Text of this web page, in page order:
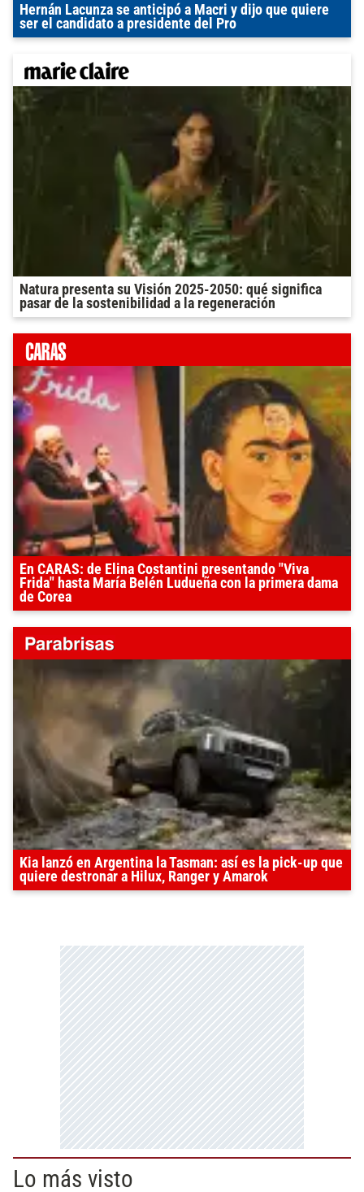
Hernán Lacunza se anticipó a Macri y dijo que quiere
ser el candidato a presidente del Pro
Natura presenta su Visión 2025-2050: qué significa
pasar de la sostenibilidad a la regeneración
En CARAS: de Elina Costantini presentando "Viva
Frida" hasta María Belén Ludueña con la primera dama
de Corea
Kia lanzó en Argentina la Tasman: así es la pick-up que
quiere destronar a Hilux, Ranger y Amarok
Lo más visto